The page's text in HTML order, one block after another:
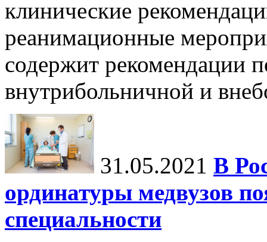
клинические
реанимационные
содержит рекомендации
внутрибольничной и
31.05.2021 В
ординатуры медвузов
специальности